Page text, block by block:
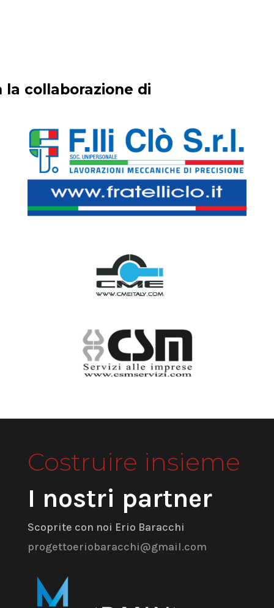
la collaborazione di
Costruire insieme
I nostri partner
Scoprite con noi Erio Baracchi
progettoeriobaracchi@gmail.com